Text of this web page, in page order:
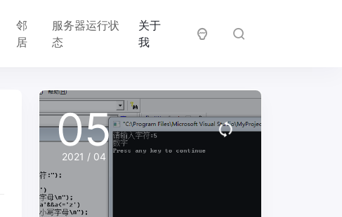
邻
居
服务器运行状
态
关于
我
05
2021 / 04